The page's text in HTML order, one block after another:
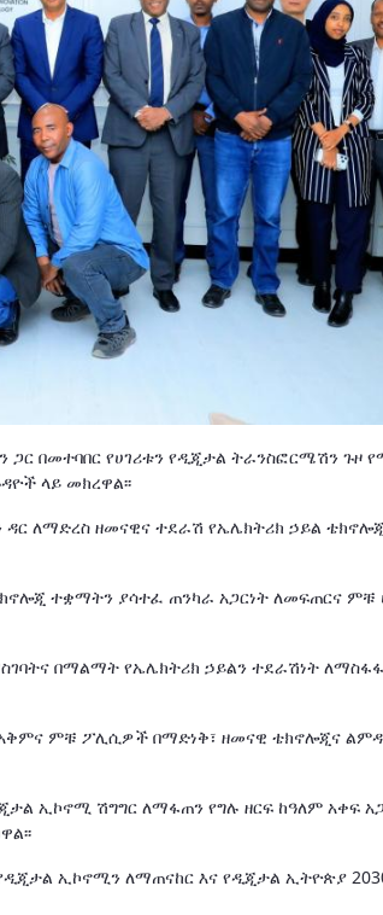
በመተባበር የሀገሪቱን የዲጂታል ትራንስፎርሜሽን ጉዞ
ላይ መክረዋል፡፡
ለማድረስ ዘመናዊና ተደራሽ የኤሌክትሪክ ኃይል
ተቋማትን ያሳተፈ ጠንካራ አጋርነት ለመፍጠርና
በማልማት የኤሌክትሪክ ኃይልን ተደራሽነት
ምቹ ፖሊሲዎች በማድነቅ፣ ዘመናዊ ቴክኖሎጂና
ኢኮኖሚ ሽግግር ለማፋጠን የግሉ ዘርፍ ከዓለም አቀፍ
ኢኮኖሚን ለማጠናከር እና የዲጂታል ኢትዮጵያ